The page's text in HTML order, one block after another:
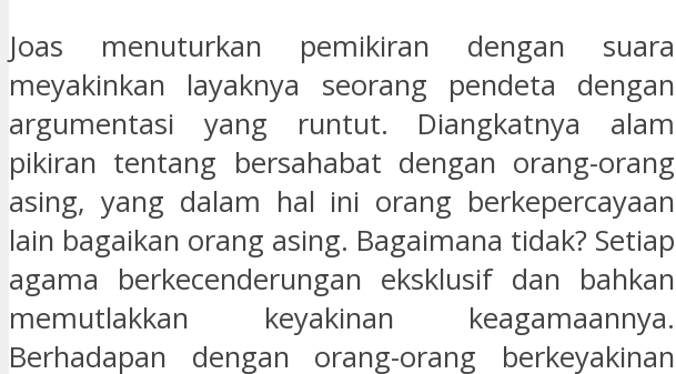
Joas menuturkan pemikiran dengan suara
meyakinkan layaknya seorang pendeta dengan
argumentasi yang runtut. Diangkatnya alam
pikiran tentang bersahabat dengan orang-orang
asing, yang dalam hal ini orang berkepercayaan
lain bagaikan orang asing. Bagaimana tidak? Setiap
agama berkecenderungan eksklusif dan bahkan
memutlakkan keyakinan keagamaannya.
Berhadapan dengan orang-orang berkeyakinan